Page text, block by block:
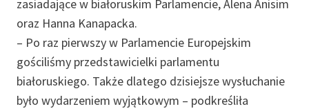
zasiadające w białoruskim Parlamencie, Alena Anisim
oraz Hanna Kanapacka.
– Po raz pierwszy w Parlamencie Europejskim
gościliśmy przedstawicielki parlamentu
białoruskiego. Także dlatego dzisiejsze wysłuchanie
było wydarzeniem wyjątkowym – podkreśliła